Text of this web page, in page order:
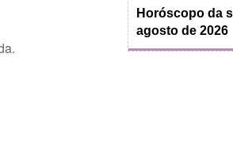
Horóscopo da
agosto de 2026